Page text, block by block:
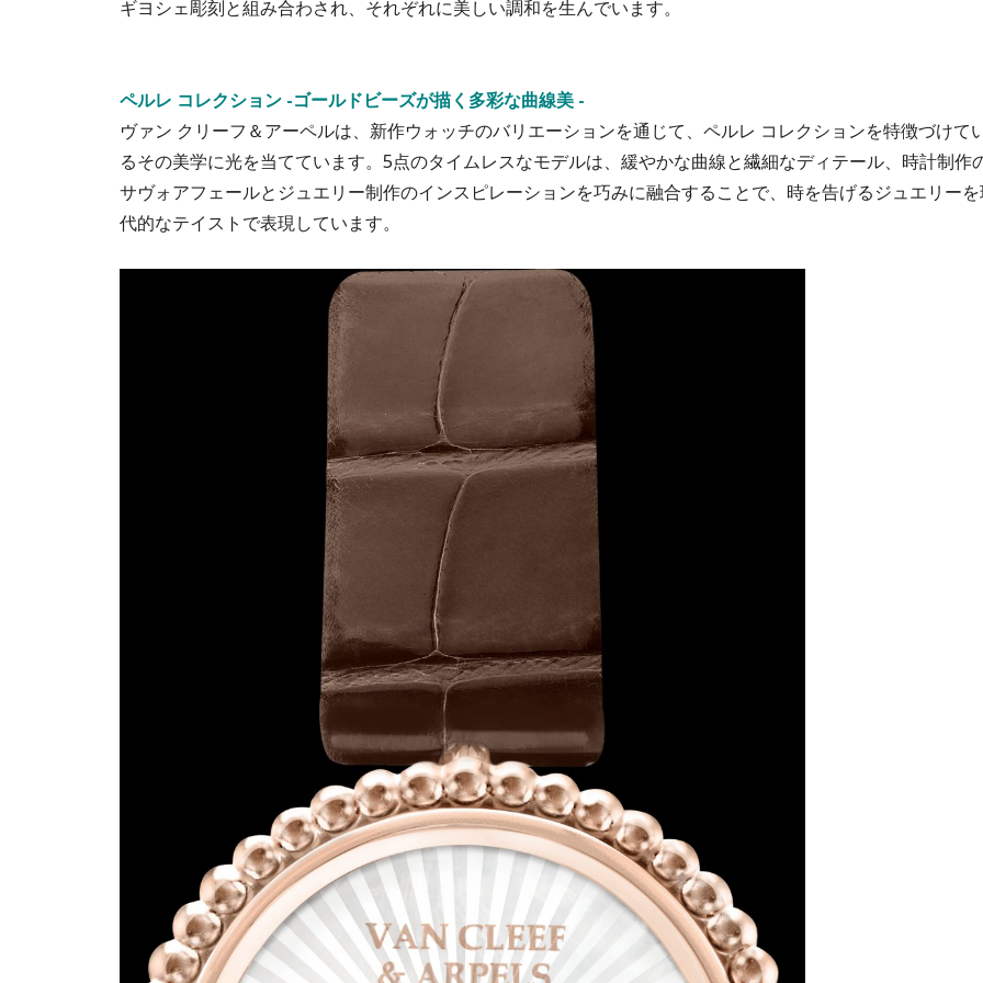
ギヨシェ彫刻と組み合わされ、それぞれに美しい調和を生んでいます。
ペルレ コレクション -ゴールドビーズが描く多彩な曲線美 -
ヴァン クリーフ＆アーペルは、新作ウォッチのバリエーションを通じて、ペルレ コレクションを特徴づけて
るその美学に光を当てています。5点のタイムレスなモデルは、緩やかな曲線と繊細なディテール、時計制作
サヴォアフェールとジュエリー制作のインスピレーションを巧みに融合することで、時を告げるジュエリー
代的なテイストで表現しています。